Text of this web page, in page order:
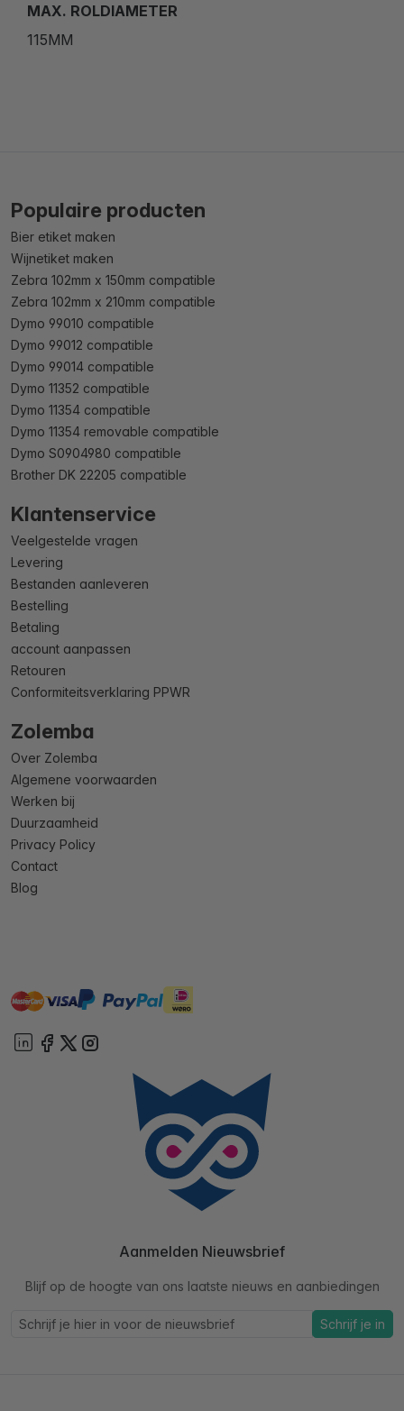
MAX. ROLDIAMETER
115MM
Populaire producten
Bier etiket maken
Wijnetiket maken
Zebra 102mm x 150mm compatible
Zebra 102mm x 210mm compatible
Dymo 99010 compatible
Dymo 99012 compatible
Dymo 99014 compatible
Dymo 11352 compatible
Dymo 11354 compatible
Dymo 11354 removable compatible
Dymo S0904980 compatible
Brother DK 22205 compatible
Klantenservice
Veelgestelde vragen
Levering
Bestanden aanleveren
Bestelling
Betaling
account aanpassen
Retouren
Conformiteitsverklaring PPWR
Zolemba
Over Zolemba
Algemene voorwaarden
Werken bij
Duurzaamheid
Privacy Policy
Contact
Blog
mastervisa paypal ideal
Aanmelden Nieuwsbrief
Blijf op de hoogte van ons laatste nieuws en aanbiedingen
Schrijf je in